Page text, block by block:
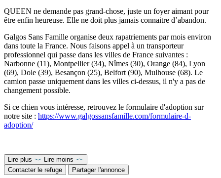
QUEEN ne demande pas grand-chose, juste un foyer aimant pour
être enfin heureuse. Elle ne doit plus jamais connaitre d’abandon.
Galgos Sans Famille organise deux rapatriements par mois environ
dans toute la France. Nous faisons appel à un transporteur
professionnel qui passe dans les villes de France suivantes :
Narbonne (11), Montpellier (34), Nîmes (30), Orange (84), Lyon
(69), Dole (39), Besançon (25), Belfort (90), Mulhouse (68). Le
camion passe uniquement dans les villes ci-dessus, il n'y a pas de
changement possible.
Si ce chien vous intéresse, retrouvez le formulaire d'adoption sur
notre site : https://www.galgossansfamille.com/formulaire-d-
adoption/
Lire plus
Lire moins
Contacter le refuge
Partager l'annonce